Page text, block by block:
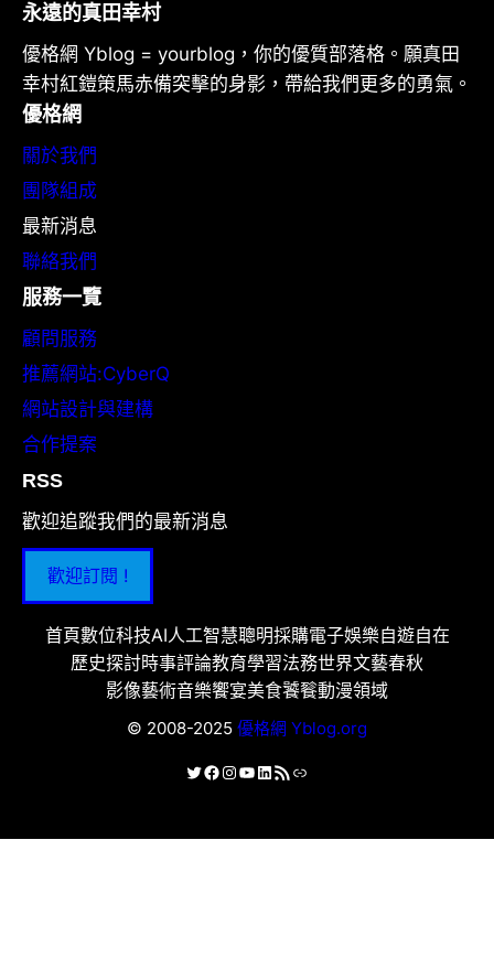
永遠的真田幸村
優格網 Yblog = yourblog，你的優質部落格。願真田
幸村紅鎧策馬赤備突擊的身影，帶給我們更多的勇氣。
優格網
關於我們
團隊組成
最新消息
聯絡我們
服務一覽
顧問服務
推薦網站:CyberQ
網站設計與建構
合作提案
RSS
歡迎追蹤我們的最新消息
歡迎訂閱 !
首頁數位科技AI人工智慧聰明採購電子娛樂自遊自在
歷史探討時事評論教育學習法務世界文藝春秋
影像藝術音樂饗宴美食饕餮動漫領域
© 2008-2025 優格網 Yblog.org
X Facebook
Instagram
YouTube
LinkedIn
RSS 資訊提供連結